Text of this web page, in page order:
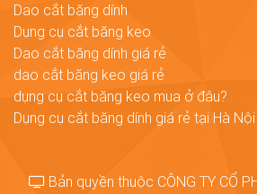
Dao cắt băng dính
Dụng cụ cắt băng keo
Dao cắt băng dính giá rẻ
dao cắt băng keo giá rẻ
dụng cụ cắt băng keo mua ở đâu?
Dụng cụ cắt băng dính giá rẻ tại Hà Nội
Bản quyền thuộc CÔNG TY CỔ